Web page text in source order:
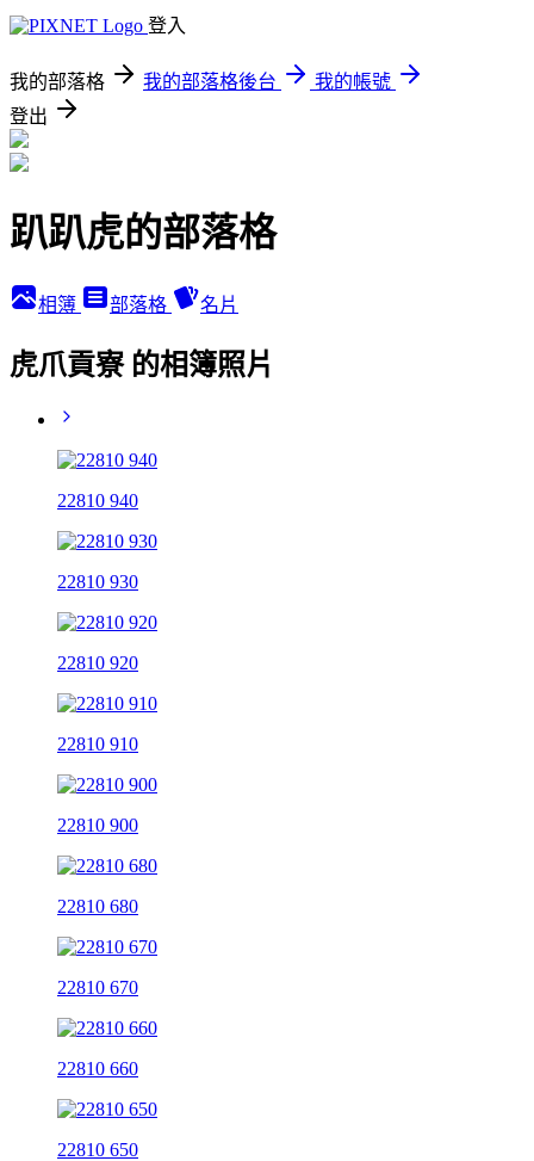
登入
我的部落格 我的部落格後台
我的帳號
登出
趴趴虎的部落格
相簿 部落格 名片
虎爪貢寮 的相簿照片
22810 940
22810 930
22810 920
22810 910
22810 900
22810 680
22810 670
22810 660
22810 650